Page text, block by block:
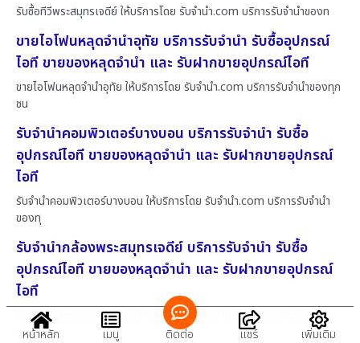
รับซื้อทีวีพระสมุทรเจดีย์ ให้บริการโดย รับจํานํา.com บริการรับจำนำของท
ขายไอโฟนหลุดจำนำอุทัย บริการรับจำนำ รับซื้ออุปกรณ์
ไอที ขายของหลุดจำนำ และ รับฝากขายอุปกรณ์ไอที
ขายไอโฟนหลุดจำนำอุทัย ให้บริการโดย รับจํานํา.com บริการรับจำนำของทุก
ชน
รับจำนำคอมพิวเตอร์บางบอน บริการรับจำนำ รับซื้อ
อุปกรณ์ไอที ขายของหลุดจำนำ และ รับฝากขายอุปกรณ์
ไอที
รับจำนำคอมพิวเตอร์บางบอน ให้บริการโดย รับจํานํา.com บริการรับจำนำ
ของทุ
รับจำนำกล้องพระสมุทรเจดีย์ บริการรับจำนำ รับซื้อ
อุปกรณ์ไอที ขายของหลุดจำนำ และ รับฝากขายอุปกรณ์
ไอที
รับจำนำกล้องพระสมุทรเจดีย์ ให้บริการโดย รับจํานํา.com บริการรับจำนำ
ของ
หน้าหลัก เมนู ติดต่อ แชร์ เพิ่มเติม